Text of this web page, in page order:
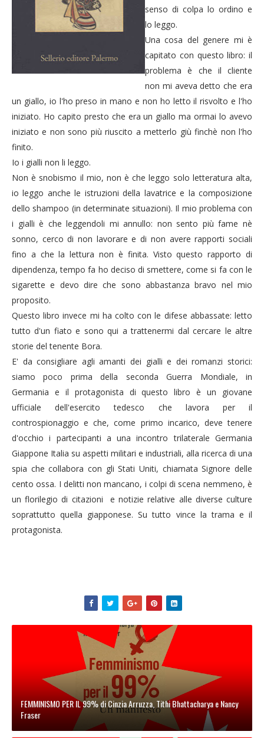
senso di colpa lo ordino e
lo leggo.
Una cosa del genere mi è
capitato con questo libro: il
problema è che il cliente
non mi aveva detto che era
un giallo, io l'ho preso in mano e non ho letto il risvolto e l'ho
iniziato. Ho capito presto che era un giallo ma ormai lo avevo
iniziato e non sono più riuscito a metterlo giù finchè non l'ho
finito.
Io i gialli non li leggo.
Non è snobismo il mio, non è che leggo solo letteratura alta,
io leggo anche le istruzioni della lavatrice e la composizione
dello shampoo (in determinate situazioni). Il mio problema con
i gialli è che leggendoli mi annullo: non sento più fame nè
sonno, cerco di non lavorare e di non avere rapporti sociali
fino a che la lettura non è finita. Visto questo rapporto di
dipendenza, tempo fa ho deciso di smettere, come si fa con le
sigarette e devo dire che sono abbastanza bravo nel mio
proposito.
Questo libro invece mi ha colto con le difese abbassate: letto
tutto d'un fiato e sono qui a trattenermi dal cercare le altre
storie del tenente Bora.
E' da consigliare agli amanti dei gialli e dei romanzi storici:
siamo poco prima della seconda Guerra Mondiale, in
Germania e il protagonista di questo libro è un giovane
ufficiale dell'esercito tedesco che lavora per il
controspionaggio e che, come primo incarico, deve tenere
d'occhio i partecipanti a una incontro trilaterale Germania
Giappone Italia su aspetti militari e industriali, alla ricerca di una
spia che collabora con gli Stati Uniti, chiamata Signore delle
cento ossa. I delitti non mancano, i colpi di scena nemmeno, è
un florilegio di citazioni e notizie relative alle diverse culture
soprattutto quella giapponese. Su tutto vince la trama e il
protagonista.
FEMMINISMO PER IL 99% di Cinzia Arruzza, Tithi Bhattacharya e Nancy
Fraser